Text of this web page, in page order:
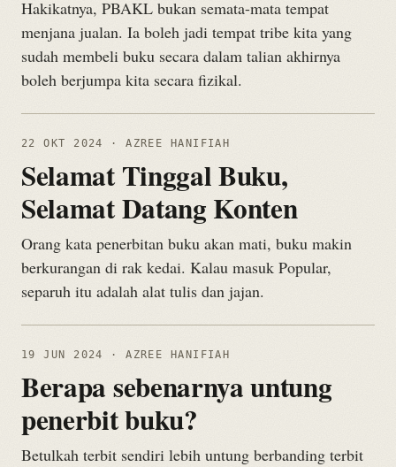
Hakikatnya, PBAKL bukan semata-mata tempat
menjana jualan. Ia boleh jadi tempat tribe kita yang
sudah membeli buku secara dalam talian akhirnya
boleh berjumpa kita secara fizikal.
22 OKT 2024 · AZREE HANIFIAH
Selamat Tinggal Buku,
Selamat Datang Konten
Orang kata penerbitan buku akan mati, buku makin
berkurangan di rak kedai. Kalau masuk Popular,
separuh itu adalah alat tulis dan jajan.
19 JUN 2024 · AZREE HANIFIAH
Berapa sebenarnya untung
penerbit buku?
Betulkah terbit sendiri lebih untung berbanding terbit